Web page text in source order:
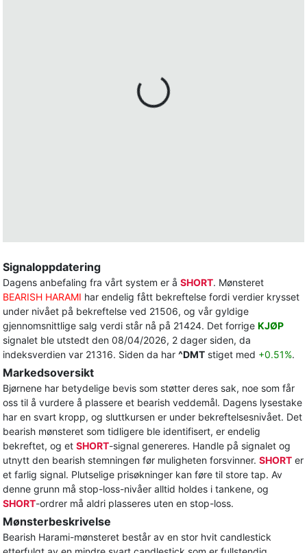
Signaloppdatering
Dagens anbefaling fra vårt system er å SHORT. Mønsteret
BEARISH HARAMI har endelig fått bekreftelse fordi verdier krysset
under nivået på bekreftelse ved 21506, og vår gyldige
gjennomsnittlige salg verdi står nå på 21424. Det forrige KJØP
signalet ble utstedt den 08/04/2026, 2 dager siden, da
indeksverdien var 21316. Siden da har ^DMT stiget med +0.51%.
Markedsoversikt
Bjørnene har betydelige bevis som støtter deres sak, noe som får
oss til å vurdere å plassere et bearish veddemål. Dagens lysestake
har en svart kropp, og sluttkursen er under bekreftelsesnivået. Det
bearish mønsteret som tidligere ble identifisert, er endelig
bekreftet, og et SHORT-signal genereres. Handle på signalet og
utnytt den bearish stemningen før muligheten forsvinner. SHORT er
et farlig signal. Plutselige prisøkninger kan føre til store tap. Av
denne grunn må stop-loss-nivåer alltid holdes i tankene, og
SHORT-ordrer må aldri plasseres uten en stop-loss.
Mønsterbeskrivelse
Bearish Harami-mønsteret består av en stor hvit candlestick